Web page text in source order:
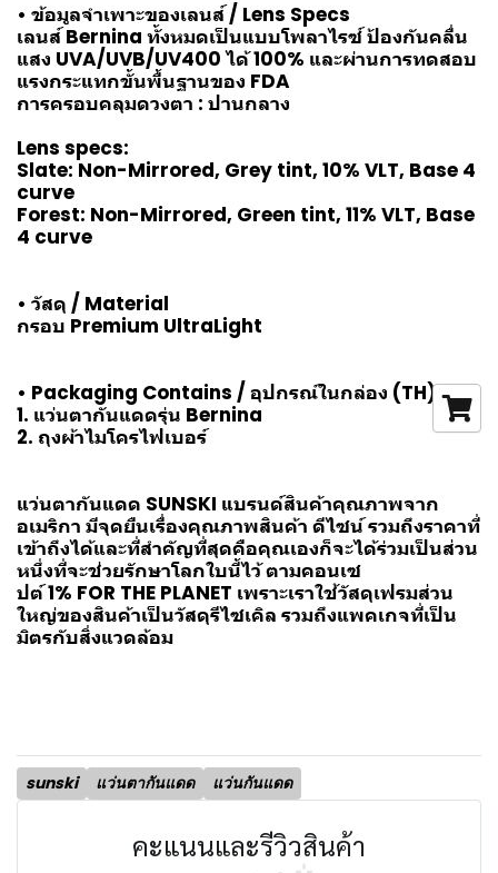
• ข้อมูลจำเพาะของเลนส์ / Lens Specs
เลนส์ Bernina ทั้งหมดเป็นแบบโพลาไรซ์ ป้องกันคลื่น
แสง UVA/UVB/UV400 ได้ 100% และผ่านการทดสอบ
แรงกระแทกขั้นพื้นฐานของ FDA
การครอบคลุมดวงตา : ปานกลาง
Lens specs:
Slate: Non-Mirrored, Grey tint, 10% VLT, Base 4
curve
Forest: Non-Mirrored, Green tint, 11% VLT, Base
4 curve
• วัสดุ / Material
กรอบ Premium UltraLight
• Packaging Contains / อุปกรณ์ในกล่อง (TH)
1. แว่นตากันแดดรุ่น Bernina
2. ถุงผ้าไมโครไฟเบอร์
แว่นตากันแดด SUNSKI แบรนด์สินค้าคุณภาพจาก
อเมริกา มีจุดยืนเรื่องคุณภาพสินค้า ดีไซน์ รวมถึงราคาที่
เข้าถึงได้และที่สำคัญที่สุดคือคุณเองก็จะได้ร่วมเป็นส่วน
หนึ่งที่จะช่วยรักษาโลกใบนี้ไว้ ตามคอนเซ
ปต์ 1% FOR THE PLANET เพราะเราใช้วัสดุเฟรมส่วน
ใหญ่ของสินค้าเป็นวัสดุรีไซเคิล รวมถึงแพคเกจที่เป็น
มิตรกับสิ่งแวดล้อม
sunski แว่นตากันแดด แว่นกันแดด
คะแนนและรีวิวสินค้า